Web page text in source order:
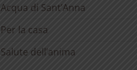
Acqua di Sant’Anna
Per la casa
Salute dell’anima